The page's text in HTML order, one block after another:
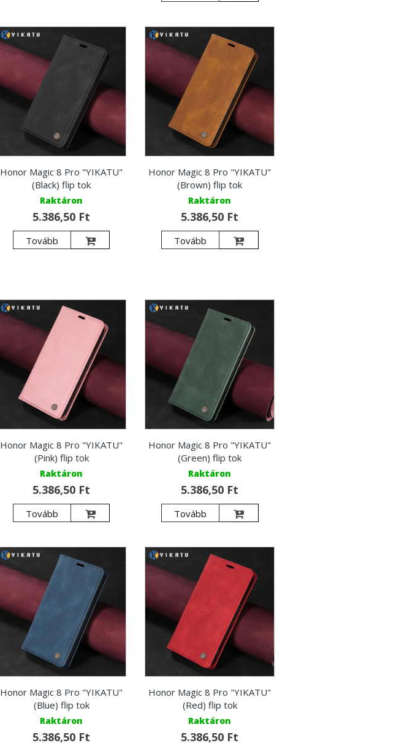
Honor Magic 8 Pro "YIKATU"
(Black) flip tok
Raktáron
5.386,50 Ft
Tovább
Honor Magic 8 Pro "YIKATU"
(Brown) flip tok
Raktáron
5.386,50 Ft
Tovább
Honor Magic 8 Pro "YIKATU"
(Pink) flip tok
Raktáron
5.386,50 Ft
Tovább
Honor Magic 8 Pro "YIKATU"
(Green) flip tok
Raktáron
5.386,50 Ft
Tovább
Honor Magic 8 Pro "YIKATU"
(Blue) flip tok
Raktáron
5.386,50 Ft
Honor Magic 8 Pro "YIKATU"
(Red) flip tok
Raktáron
5.386,50 Ft